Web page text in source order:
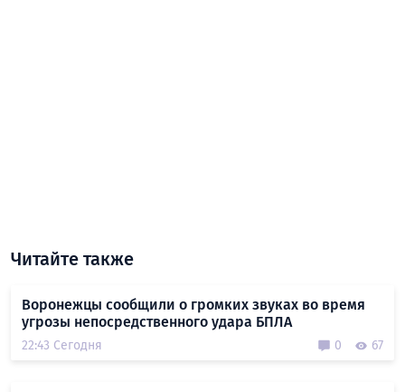
Читайте также
Воронежцы сообщили о громких звуках во время
угрозы непосредственного удара БПЛА
22:43 Сегодня 0 67